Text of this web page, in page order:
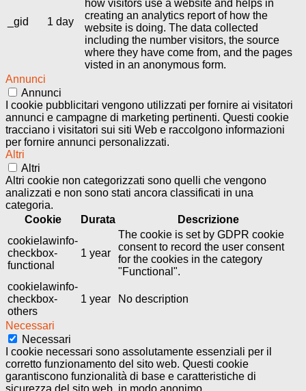
_gid 1 day
how visitors use a website and helps in
creating an analytics report of how the
website is doing. The data collected
including the number visitors, the source
where they have come from, and the pages
visted in an anonymous form.
Annunci
Annunci
I cookie pubblicitari vengono utilizzati per fornire ai visitatori
annunci e campagne di marketing pertinenti. Questi cookie
tracciano i visitatori sui siti Web e raccolgono informazioni
per fornire annunci personalizzati.
Altri
Altri
Altri cookie non categorizzati sono quelli che vengono
analizzati e non sono stati ancora classificati in una
categoria.
Cookie
Durata
Descrizione
cookielawinfo-
checkbox-
functional
1 year
The cookie is set by GDPR cookie
consent to record the user consent
for the cookies in the category
"Functional".
cookielawinfo-
checkbox-
others
1 year No description
Necessari
Necessari
I cookie necessari sono assolutamente essenziali per il
corretto funzionamento del sito web. Questi cookie
garantiscono funzionalità di base e caratteristiche di
sicurezza del sito web, in modo anonimo.